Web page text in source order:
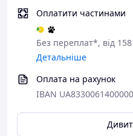
Оплатити частинами
Без переплат*, від
Детальніше
Оплата на рахунок
IBAN